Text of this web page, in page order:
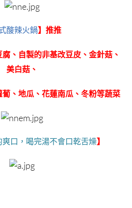
酸辣火鍋】推推
、自製的非基改豆皮、金針菇、
美白菇、
、地瓜、 花蓮南瓜、冬粉等蔬菜
口，喝完湯不會口乾舌燥】